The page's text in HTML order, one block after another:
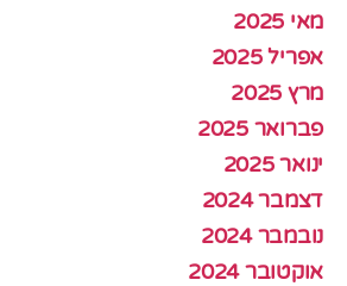
מאי 2025
אפריל 2025
מרץ 2025
פברואר 2025
ינואר 2025
דצמבר 2024
נובמבר 2024
אוקטובר 2024